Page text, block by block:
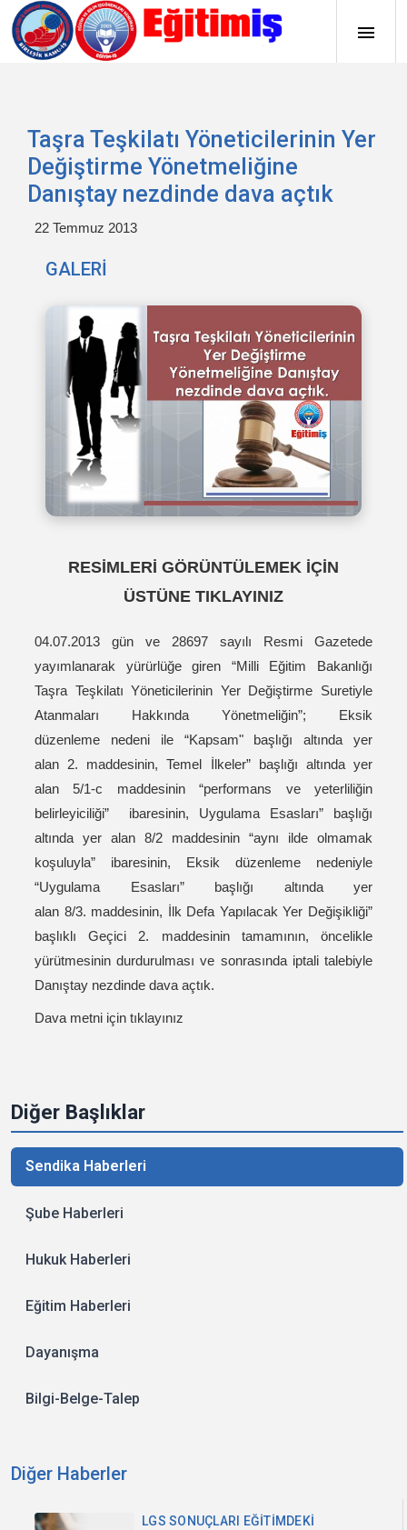
Diğer Başlıklar
Sendika Haberleri
Şube Haberleri
Hukuk Haberleri
Eğitim Haberleri
Dayanışma
Bilgi-Belge-Talep
Diğer Haberler
LGS SONUÇLARI EĞİTİMDEKİ
Taşra Teşkilatı Yöneticilerinin Yer
Değiştirme Yönetmeliğine
Danıştay nezdinde dava açtık
22 Temmuz 2013
GALERİ
RESİMLERİ GÖRÜNTÜLEMEK İÇİN
ÜSTÜNE TIKLAYINIZ
04.07.2013 gün ve 28697 sayılı Resmi Gazetede
yayımlanarak yürürlüğe giren “Milli Eğitim Bakanlığı
Taşra Teşkilatı Yöneticilerinin Yer Değiştirme Suretiyle
Atanmaları Hakkında Yönetmeliğin”; Eksik
düzenleme nedeni ile “Kapsam" başlığı altında yer
alan 2. maddesinin, Temel İlkeler” başlığı altında yer
alan 5/1-c maddesinin “performans ve yeterliliğin
belirleyiciliği” ibaresinin, Uygulama Esasları” başlığı
altında yer alan 8/2 maddesinin “aynı ilde olmamak
koşuluyla” ibaresinin, Eksik düzenleme nedeniyle
“Uygulama Esasları” başlığı altında yer
alan 8/3. maddesinin, İlk Defa Yapılacak Yer Değişikliği”
başlıklı Geçici 2. maddesinin tamamının, öncelikle
yürütmesinin durdurulması ve sonrasında iptali talebiyle
Danıştay nezdinde dava açtık.
Dava metni için tıklayınız